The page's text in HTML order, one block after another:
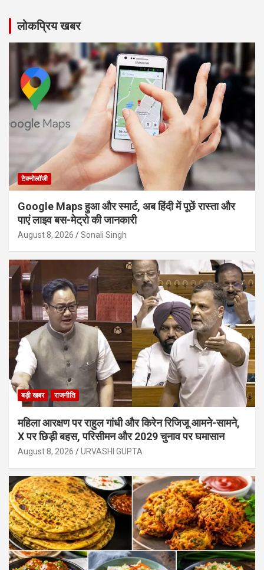
लोकप्रिय खबर
टेक्नोलॉजी
Google Maps हुआ और स्मार्ट, अब हिंदी में पूछें रास्ता और
पाएं लाइव बस-मेट्रो की जानकारी
August 8, 2026 Sonali Singh
बड़ी खबर राजनीति
महिला आरक्षण पर राहुल गांधी और किरेन रिजिजू आमने-सामने,
X पर छिड़ी बहस, परिसीमन और 2029 चुनाव पर घमासान
August 8, 2026 URVASHI GUPTA